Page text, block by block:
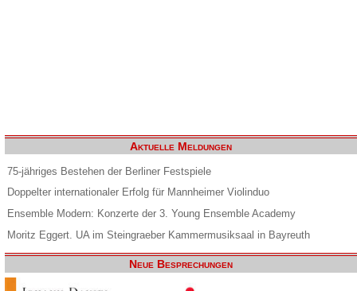
Aktuelle Meldungen
75-jähriges Bestehen der Berliner Festspiele
Doppelter internationaler Erfolg für Mannheimer Violinduo
Ensemble Modern: Konzerte der 3. Young Ensemble Academy
Moritz Eggert. UA im Steingraeber Kammermusiksaal in Bayreuth
Neue Besprechungen